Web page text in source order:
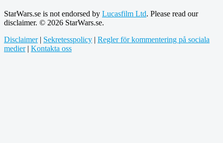
StarWars.se is not endorsed by Lucasfilm Ltd. Please read our
disclaimer. © 2026 StarWars.se.
Disclaimer| Sekretesspolicy | Regler för kommentering på sociala
medier| Kontakta oss